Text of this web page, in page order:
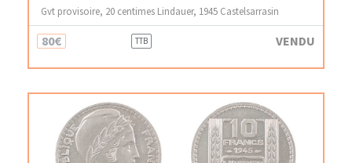
Gvt provisoire, 20 centimes Lindauer, 1945 Castelsarrasin
80€ TTB VENDU